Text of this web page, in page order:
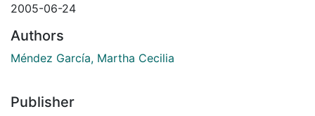
2005-06-24
Authors
Méndez García, Martha Cecilia
Publisher